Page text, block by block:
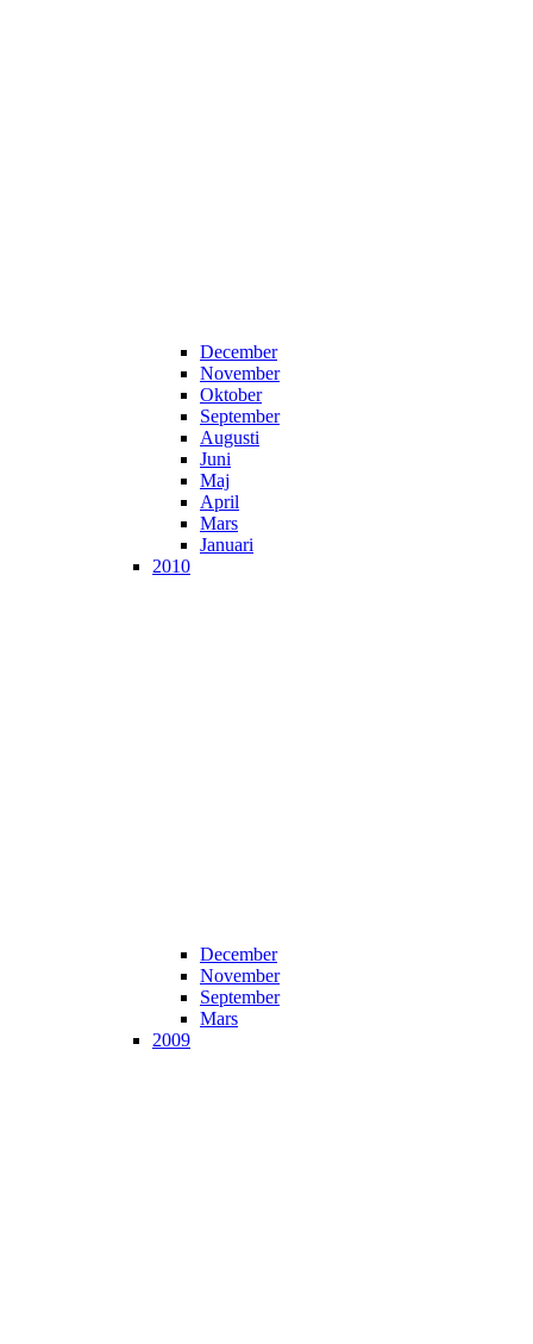
December
November
Oktober
September
Augusti
Juni
Maj
April
Mars
Januari
2010
December
November
September
Mars
2009